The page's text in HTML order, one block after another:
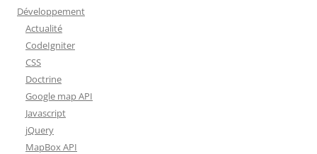
Développement
Actualité
CodeIgniter
CSS
Doctrine
Google map API
Javascript
jQuery
MapBox API